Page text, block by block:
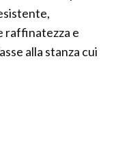
raffinatezza e
alla stanza cui